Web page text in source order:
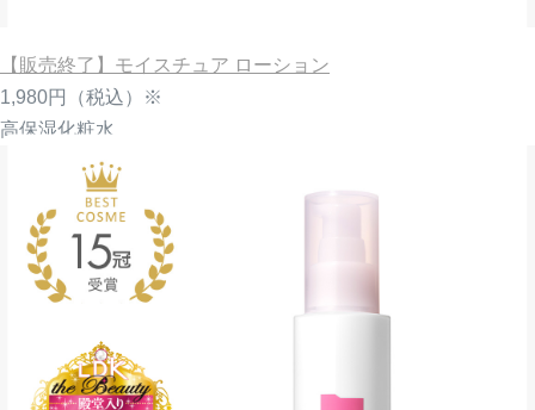
【販売終了】モイスチュア ローション
1,980円
（税込）※
高保湿化粧水